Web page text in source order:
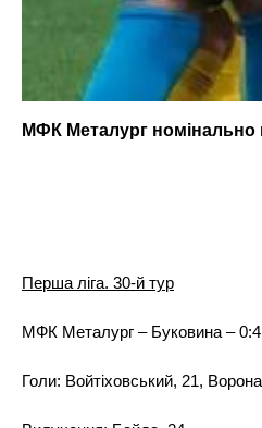
МФК Металург номінально
Перша ліга. 30-й тур
МФК Металург – Буковина – 0:4
Голи: Войтіховський, 21,